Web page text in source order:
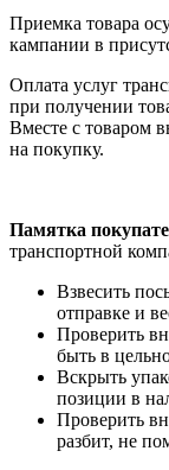
Приемка товара
кампании в
Оплата услуг
при получении
Вместе с товаром
на покупку.
Памятка
транспортной
Взвесить
отправке и
Проверить
быть в
Вскрыть
позиции в
Проверить
разбит, не